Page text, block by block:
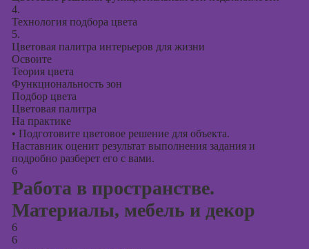
4.
Технология подбора цвета
5.
Цветовая палитра интерьеров для жизни
Освоите
Теория цвета
Функциональность зон
Подбор цвета
Цветовая палитра
На практике
• Подготовите цветовое решение для объекта.
Наставник оценит результат выполнения задания и
подробно разберет его с вами.
6
Работа в пространстве.
Материалы, мебель и декор
6
6